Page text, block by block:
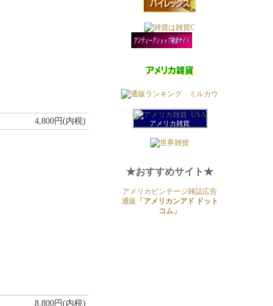
4,800円(内税)
8,800円(内税)
アメリカ雑貨
★おすすめサイト★
アメリカビンテージ雑誌広告
通販
「アメリカンアド ドット
コム」